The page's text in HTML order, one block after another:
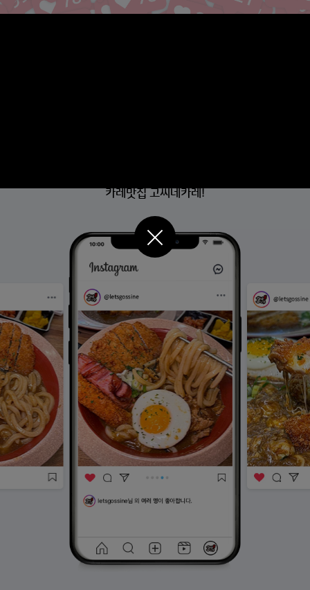
카레맛집 고씨네카레!